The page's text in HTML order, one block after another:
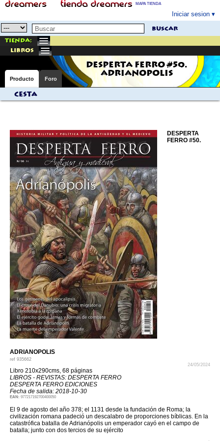
MAPA TIENDA
Iniciar sesion
buscar
Tienda:
libros
DESPERTA FERRO #50.
ADRIANOPOLIS
Producto Foro
Cesta
DESPERTA
FERRO #50.
ADRIANOPOLIS
ref 935662
24/05/2024
Libro 210x290cms, 68 páginas
LIBROS - REVISTAS: DESPERTA FERRO
DESPERTA FERRO EDICIONES
Fecha de salida: 2018-10-30
EAN: 977217192700400050
El 9 de agosto del año 378; el 1131 desde la fundación de Roma; la
civilización romana padeció un descalabro de proporciones bíblicas. En la
catastrófica batalla de Adrianópolis un emperador cayó en el campo de
batalla; junto con dos tercios de su ejército